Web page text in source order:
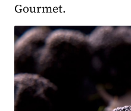
Gourmet.